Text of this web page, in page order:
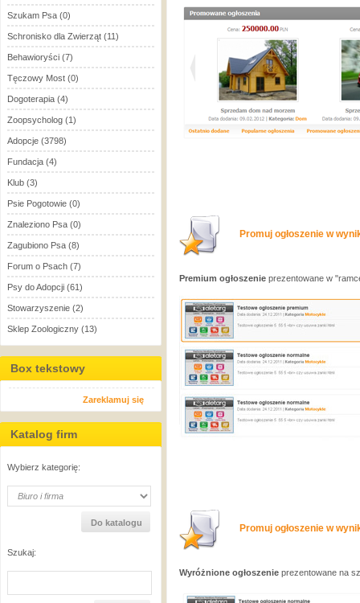
Szukam Psa (0)
Schronisko dla Zwierząt (11)
Behawioryści (7)
Tęczowy Most (0)
Dogoterapia (4)
Zoopsycholog (1)
Adopcje (3798)
Fundacja (4)
Klub (3)
Psie Pogotowie (0)
Znaleziono Psa (0)
Zagubiono Psa (8)
Forum o Psach (7)
Psy do Adopcji (61)
Stowarzyszenie (2)
Sklep Zoologiczny (13)
Box tekstowy
Zareklamuj się
Katalog firm
Wybierz kategorię:
Szukaj:
Promuj ogłoszenie w
Premium ogłoszenie prezentowane w
Promuj ogłoszenie w
Wyróżnione ogłoszenie prezentowane na